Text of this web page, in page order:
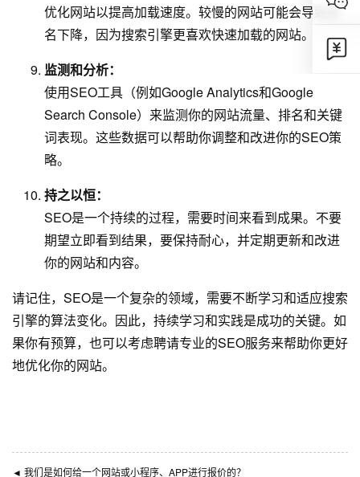
优化网站以提高加载速度。较慢的网站可能会导致排
名下降，因为搜索引擎更喜欢快速加载的网站。
监测和分析：
使用SEO工具（例如Google Analytics和Google
Search Console）来监测你的网站流量、排名和关键
词表现。这些数据可以帮助你调整和改进你的SEO策
略。
持之以恒：
SEO是一个持续的过程，需要时间来看到成果。不要
期望立即看到结果，要保持耐心，并定期更新和改进
你的网站和内容。
请记住，SEO是一个复杂的领域，需要不断学习和适应搜索
引擎的算法变化。因此，持续学习和实践是成功的关键。如
果你有预算，也可以考虑聘请专业的SEO服务来帮助你更好
地优化你的网站。
◄ 我们是如何给一个网站或小程序、APP进行报价的？